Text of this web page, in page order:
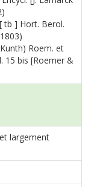
tb ] Hort. Berol.
Roem. et
15 bis [Roemer &
largement